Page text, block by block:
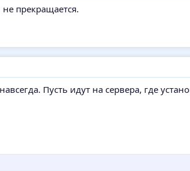
прекращается.
Пусть идут на сервера, где